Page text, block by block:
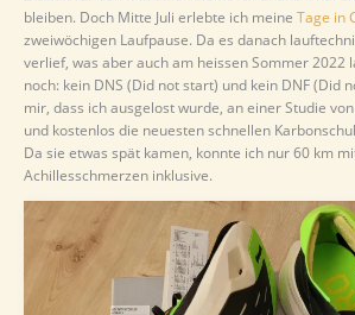
bleiben. Doch Mitte Juli erlebte ich meine Tage in
zweiwöchigen Laufpause. Da es danach
verlief, was aber auch am heissen Sommer 2022
noch: kein DNS (Did not start) und kein DNF (Did
mir, dass ich ausgelost wurde, an einer Studie
und kostenlos die neuesten schnellen
Da sie etwas spät kamen, konnte ich nur 60 km
Achillesschmerzen inklusive.